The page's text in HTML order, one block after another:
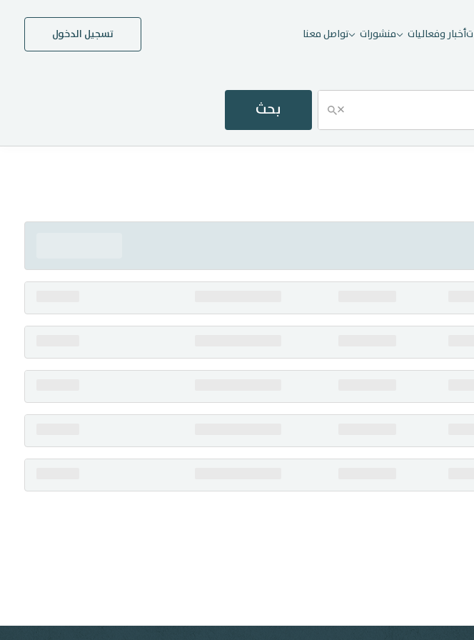
أخبار وفعاليات منشورات تواصل معنا تسجيل الدخول
× بحث